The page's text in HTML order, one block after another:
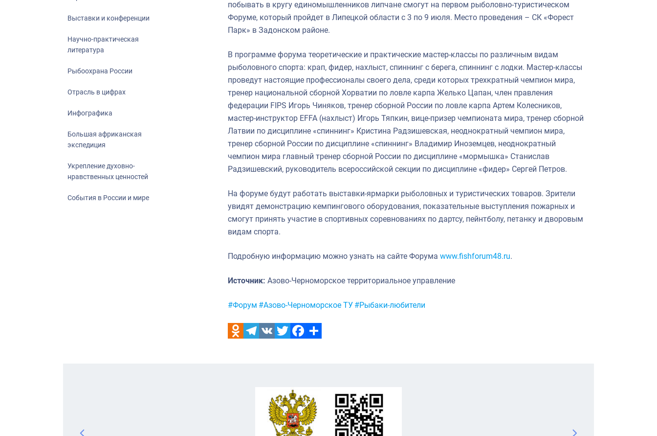
Выставки и конференции
Научно-практическая
литература
Рыбоохрана России
Отрасль в цифрах
Инфографика
Большая африканская
экспедиция
Укрепление духовно-
нравственных ценностей
События в России и мире
побывать в кругу единомышленников липчане смогут на первом рыболовно-туристическом
Форуме, который пройдет в Липецкой области с 3 по 9 июля. Место проведения – СК «Форест
Парк» в Задонском районе.
В программе форума теоретические и практические мастер-классы по различным видам
рыболовного спорта: крап, фидер, нахлыст, спиннинг с берега, спиннинг с лодки. Мастер-классы
проведут настоящие профессионалы своего дела, среди которых трехкратный чемпион мира,
тренер национальной сборной Хорватии по ловле карпа Желько Цапан, член правления
федерации FIPS Игорь Чиняков, тренер сборной России по ловле карпа Артем Колесников,
мастер-инструктор EFFA (нахлыст) Игорь Тяпкин, вице-призер чемпионата мира, тренер сборной
Латвии по дисциплине «спиннинг» Кристина Радзишевская, неоднократный чемпион мира,
тренер сборной России по дисциплине «спиннинг» Владимир Иноземцев, неоднократный
чемпион мира главный тренер сборной России по дисциплине «мормышка» Станислав
Радзишевский, руководитель всероссийской секции по дисциплине «фидер» Сергей Петров.
На форуме будут работать выставки-ярмарки рыболовных и туристических товаров. Зрители
увидят демонстрацию кемпингового оборудования, показательные выступления пожарных и
смогут принять участие в спортивных соревнованиях по дартсу, пейнтболу, петанку и дворовым
видам спорта.
Подробную информацию можно узнать на сайте Форума www.fishforum48.ru.
Источник: Азово-Черноморское территориальное управление
Метки:
#Форум #Азово-Черноморское ТУ #Рыбаки-любители